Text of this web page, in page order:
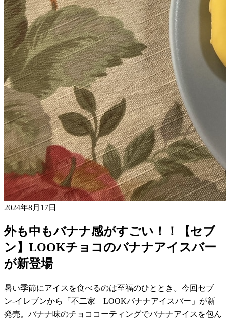
2024年8月17日
外も中もバナナ感がすごい！！【セブ
ン】LOOKチョコのバナナアイスバー
が新登場
暑い季節にアイスを食べるのは至福のひととき。今回セブ
ン-イレブンから「不二家 LOOKバナナアイスバー」が新
発売。バナナ味のチョココーティングでバナナアイスを包ん